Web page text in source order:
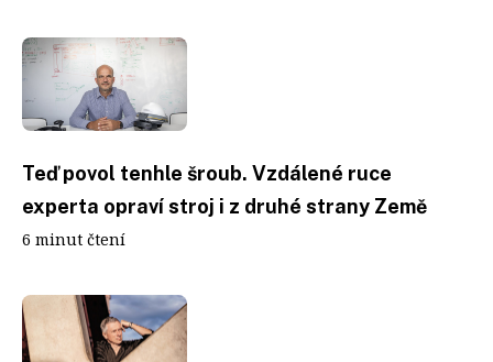
Teď povol tenhle šroub. Vzdálené ruce
experta opraví stroj i z druhé strany Země
6 minut čtení